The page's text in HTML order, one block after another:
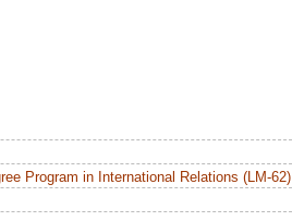
Program in International Relations (LM-62)